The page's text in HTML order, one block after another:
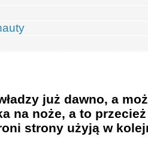
już dawno, a
na noże, a to
strony użyją w